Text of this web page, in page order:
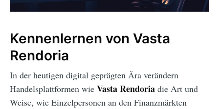
Kennenlernen von Vasta
Rendoria
In der heutigen digital geprägten Ära verändern
Handelsplattformen wie Vasta Rendoria die Art und
Weise, wie Einzelpersonen an den Finanzmärkten